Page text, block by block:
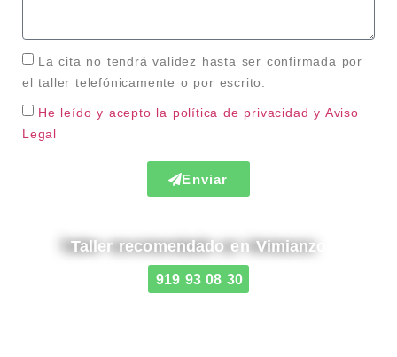
La cita no tendrá validez hasta ser confirmada por
el taller telefónicamente o por escrito.
He leído y acepto la política de privacidad y Aviso
Legal
Enviar
Taller recomendado en Vimianzo
919 93 08 30